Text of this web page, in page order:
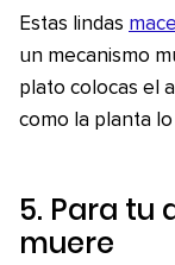
Estas lindas
un mecanismo
plato colocas el
como la planta
5. Para tu
muere